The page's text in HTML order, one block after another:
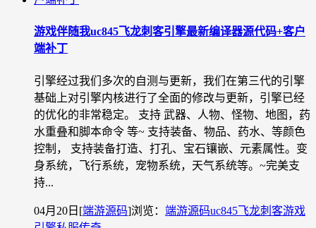
游戏伴随我uc845飞龙刺客引擎最新编译器源代码+客户
端补丁
引擎经过我们多次的自测与更新，我们在第三代的引擎
基础上对引擎内核进行了全面的修改与更新，引擎已经
的优化的非常稳定。 支持 武器、人物、怪物、地图，药
水重叠和脚本命令 等~ 支持装备、物品、药水、等颜色
控制， 支持装备打造、打孔、宝石镶嵌、元素属性。变
身系统，飞行系统，宠物系统，天气系统等。~完美支
持...
04月20日 [端游源码]浏览： 端游源码uc845飞龙刺客游戏